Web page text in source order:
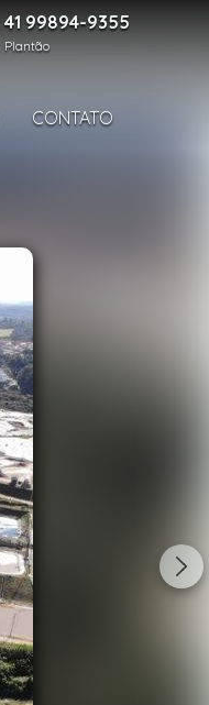
41 99894-9355
Plantão
CONTATO